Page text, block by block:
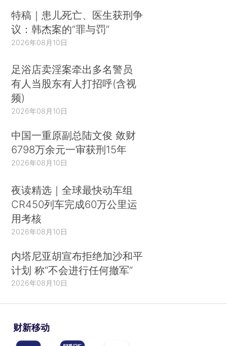
特稿｜患儿死亡、医生获刑争
议：韩杰案的“罪与罚”
2026年08月10日
足浴店卖淫案牵出多名警员
有人当股东有人打招呼(含视
频)
2026年08月10日
中国一重原副总陆文俊 敛财
6798万余元一审获刑15年
2026年08月10日
夜读精选｜全球最快动车组
CR450列车完成60万公里运
用考核
2026年08月10日
内塔尼亚胡宣布拒绝加沙和平
计划 称“不会进行任何撤军”
2026年08月10日
财新移动